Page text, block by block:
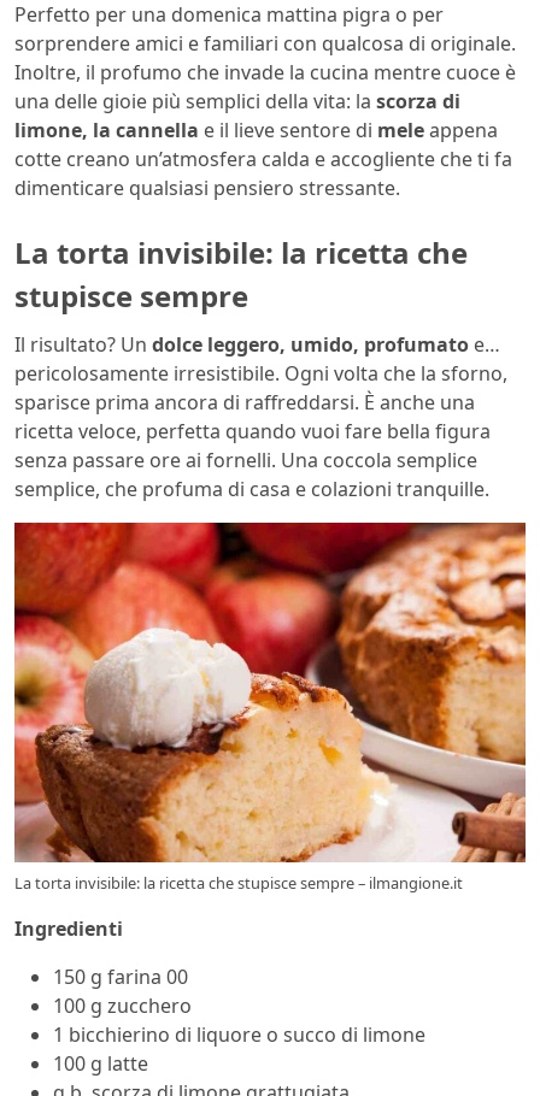
Perfetto per una domenica mattina pigra o per
sorprendere amici e familiari con qualcosa di originale.
Inoltre, il profumo che invade la cucina mentre cuoce è
una delle gioie più semplici della vita: la scorza di
limone, la cannella e il lieve sentore di meleappena
cotte creano un’atmosfera calda e accogliente che ti fa
dimenticare qualsiasi pensiero stressante.
La torta invisibile: la ricetta che
stupisce sempre
Il risultato? Un dolce leggero, umido, profumato e…
pericolosamente irresistibile. Ogni volta che la sforno,
sparisce prima ancora di raffreddarsi. È anche una
ricetta veloce, perfetta quando vuoi fare bella figura
senza passare ore ai fornelli. Una coccola semplice
semplice, che profuma di casa e colazioni tranquille.
La torta invisibile: la ricetta che stupisce sempre – ilmangione.it
Ingredienti
150 g farina 00
100 g zucchero
1 bicchierino di liquore o succo di limone
100 g latte